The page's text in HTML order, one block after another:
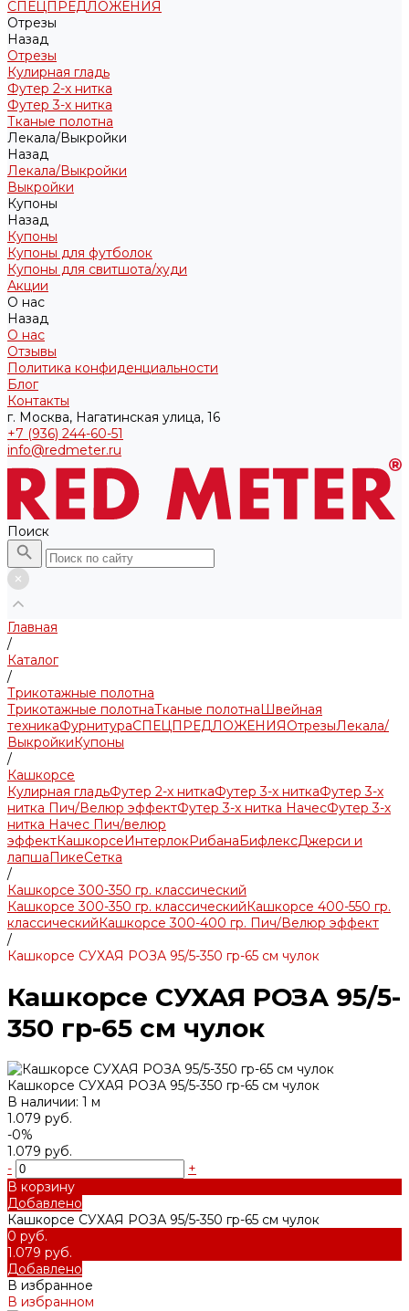
СПЕЦПРЕДЛОЖЕНИЯ
Отрезы
Назад
Отрезы
Кулирная гладь
Футер 2-х нитка
Футер 3-х нитка
Тканые полотна
Лекала/Выкройки
Назад
Лекала/Выкройки
Выкройки
Купоны
Назад
Купоны
Купоны для футболок
Купоны для свитшота/худи
Акции
О нас
Назад
О нас
Отзывы
Политика конфиденциальности
Блог
Контакты
г. Москва, Нагатинская улица, 16
+7 (936) 244-60-51
info@redmeter.ru
Поиск
Главная
/
Каталог
/
Трикотажные полотна
Трикотажные полотнаТканые полотнаШвейная
техникаФурнитураСПЕЦПРЕДЛОЖЕНИЯОтрезыЛекала/
ВыкройкиКупоны
/
Кашкорсе
Кулирная гладьФутер 2-х ниткаФутер 3-х ниткаФутер 3-х
нитка Пич/Велюр эффектФутер 3-х нитка НачесФутер 3-х
нитка Начес Пич/велюр
эффектКашкорсеИнтерлокРибанаБифлексДжерси и
лапшаПикеСетка
/
Кашкорсе 300-350 гр. классический
Кашкорсе 300-350 гр. классическийКашкорсе 400-550 гр.
классическийКашкорсе 300-400 гр. Пич/Велюр эффект
/
Кашкорсе СУХАЯ РОЗА 95/5-350 гр-65 см чулок
Кашкорсе СУХАЯ РОЗА 95/5-
350 гр-65 см чулок
Кашкорсе СУХАЯ РОЗА 95/5-350 гр-65 см чулок
В наличии: 1 м
1.079 руб.
-0%
1.079 руб.
-
+
В корзину
Добавлено
Кашкорсе СУХАЯ РОЗА 95/5-350 гр-65 см чулок
0 руб.
1.079 руб.
Добавлено
В избранное
В избранном